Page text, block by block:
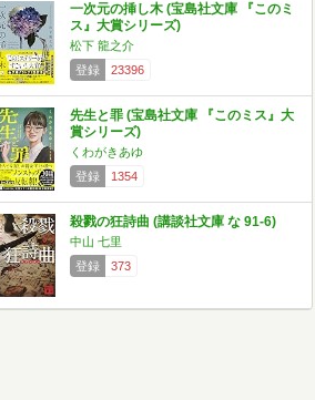
一次元の挿し木 (宝島社文庫 『このミ
ス』大賞シリーズ)
松下 龍之介
登録
23396
先生と罪 (宝島社文庫 『このミス』大
賞シリーズ)
くわがきあゆ
登録
1354
殺戮の狂詩曲 (講談社文庫 な 91-6)
中山 七里
登録
373